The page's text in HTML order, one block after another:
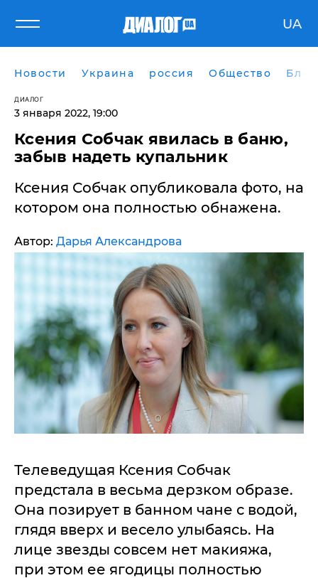
UA
Новости Украина россия Общество
ДИАЛОГ
3 января 2022, 19:00
Ксения Собчак явилась в баню,
забыв надеть купальник
Ксения Собчак опубликовала фото, на
котором она полностью обнажена.
Автор: Дарья Александрова
Телеведущая Ксения Собчак
предстала в весьма дерзком образе.
Она позирует в банном чане с водой,
глядя вверх и весело улыбаясь. На
лице звезды совсем нет макияжа,
при этом ее ягодицы полностью